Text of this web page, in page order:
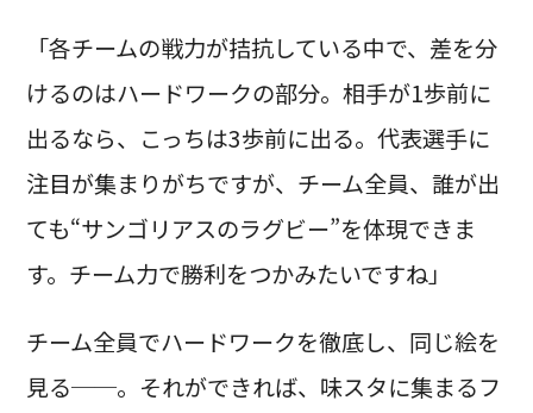
「各チームの戦力が拮抗している中で、差を分
けるのはハードワークの部分。相手が1歩前に
出るなら、こっちは3歩前に出る。代表選手に
注目が集まりがちですが、チーム全員、誰が出
ても“サンゴリアスのラグビー”を体現できま
す。チーム力で勝利をつかみたいですね」
チーム全員でハードワークを徹底し、同じ絵を
見る──。それができれば、味スタに集まるフ